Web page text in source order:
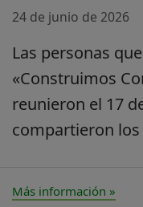
24 de junio de 2026
Las personas
«Construimos
reunieron el 17
compartieron
Más información »